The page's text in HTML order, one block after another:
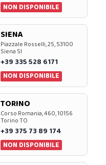
NON DISPONIBILE
SIENA
Piazzale Rosselli, 25, 53100
Siena SI
+39 335 528 6171
NON DISPONIBILE
TORINO
Corso Romania, 460, 10156
Torino TO
+39 375 73 89 174
NON DISPONIBILE